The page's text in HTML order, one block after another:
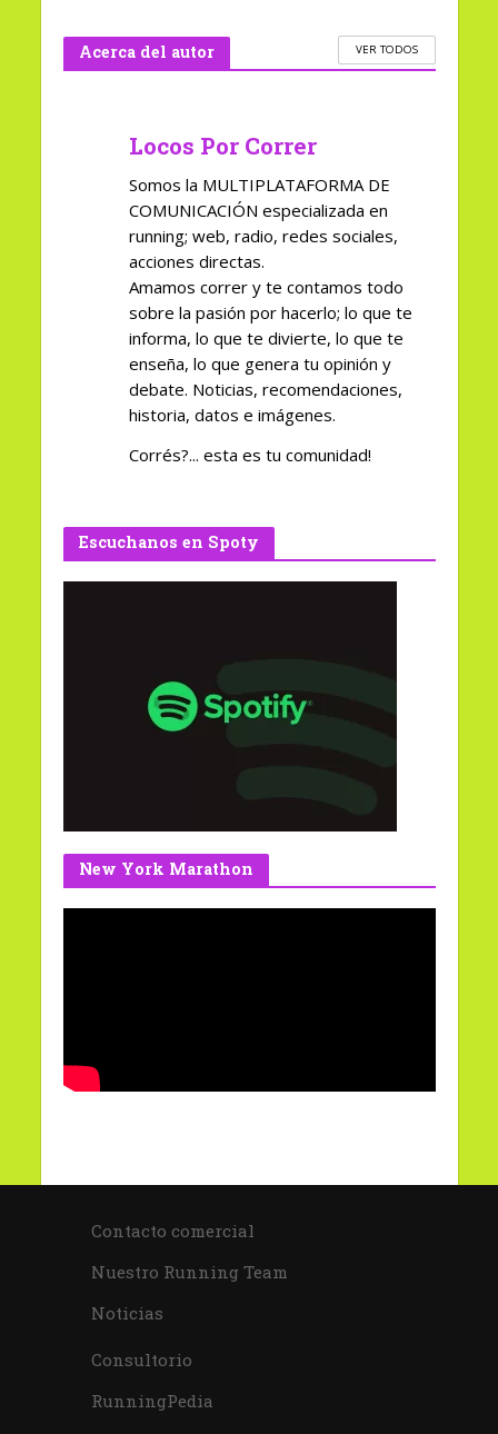
Acerca del autor VER TODOS
Locos Por Correr
Somos la MULTIPLATAFORMA DE
COMUNICACIÓN especializada en
running; web, radio, redes sociales,
acciones directas.
Amamos correr y te contamos todo
sobre la pasión por hacerlo; lo que te
informa, lo que te divierte, lo que te
enseña, lo que genera tu opinión y
debate. Noticias, recomendaciones,
historia, datos e imágenes.
Corrés?... esta es tu comunidad!
Escuchanos en Spoty
New York Marathon
Contacto comercial
Nuestro Running Team
Noticias
Consultorio
RunningPedia